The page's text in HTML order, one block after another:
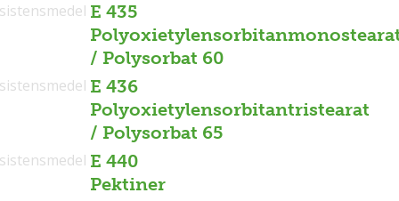
E 435
/ Polysorbat 60
E 436
Polyoxietylensorbitantristearat
/ Polysorbat 65
E 440
Pektiner